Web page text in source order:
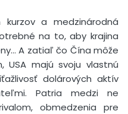
kurzov a medzinárodná
na to, aby krajina
A zatiaľ čo Čína môže
USA majú svoju vlastnú
dolárových aktív
Patria medzi ne
obmedzenia pre